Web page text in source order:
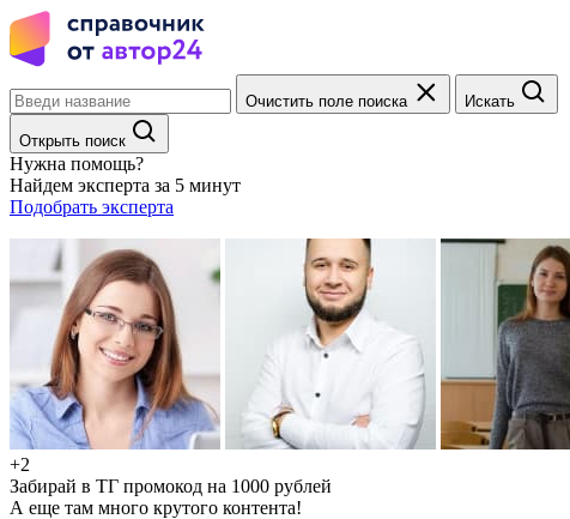
Очистить поле поиска Искать
Открыть поиск
Нужна помощь?
Найдем эксперта за 5 минут
Подобрать эксперта
+2
Забирай в ТГ промокод на 1000 рублей
А еще там много крутого контента!